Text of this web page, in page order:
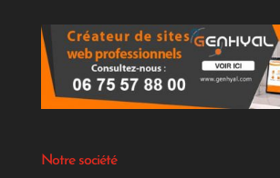
Notre société